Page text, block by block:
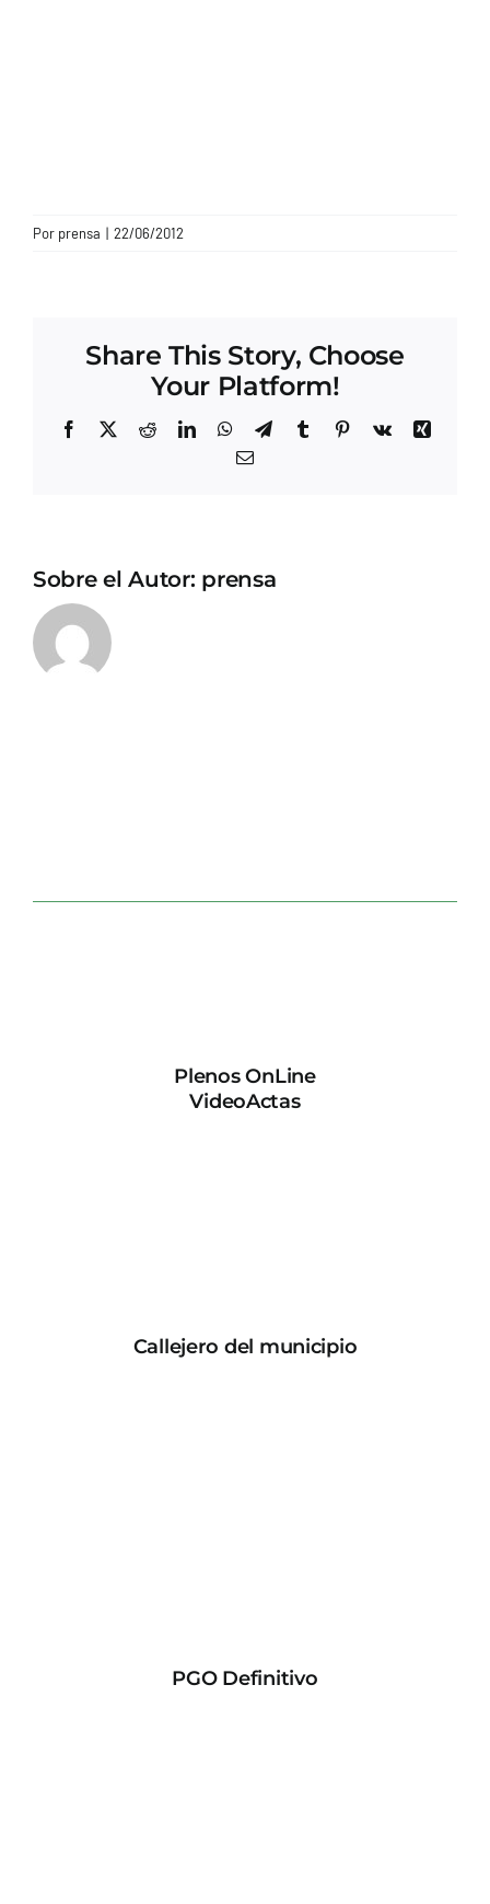
Por prensa | 22/06/2012
Share This Story, Choose
Your Platform!
Facebook
X RedditLinkedInWhatsApp
TelegramTumblrPinterest
Vk
Xing
Correo
Sobre el Autor: prensa
Plenos OnLine
VideoActas
Callejero del municipio
PGO Definitivo